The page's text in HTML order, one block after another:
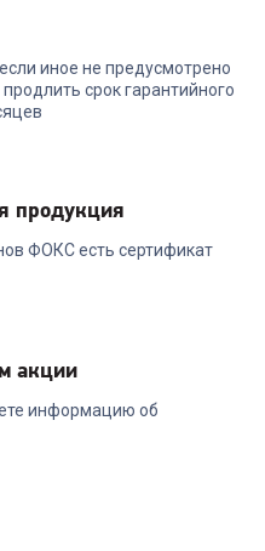
иное не предусмотрено
срок гарантийного
продукция
ФОКС есть сертификат
акции
информацию об